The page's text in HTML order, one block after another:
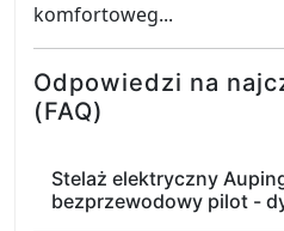
komfortoweg...
Odpowiedzi na
(FAQ)
Stelaż elektryczny
bezprzewodowy pilot -